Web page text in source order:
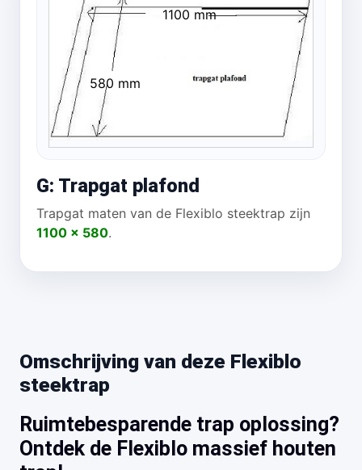
1100 mm
580 mm
G: Trapgat plafond
Trapgat maten van de Flexiblo steektrap zijn
1100 x 580.
Omschrijving van deze Flexiblo
steektrap
Ruimtebesparende trap oplossing?
Ontdek de Flexiblo massief houten